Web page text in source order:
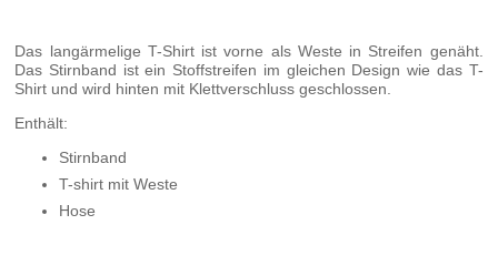
Das langärmelige T-Shirt ist vorne als Weste in Streifen genäht.
Das Stirnband ist ein Stoffstreifen im gleichen Design wie das T-
Shirt und wird hinten mit Klettverschluss geschlossen.
Enthält:
Stirnband
T-shirt mit Weste
Hose